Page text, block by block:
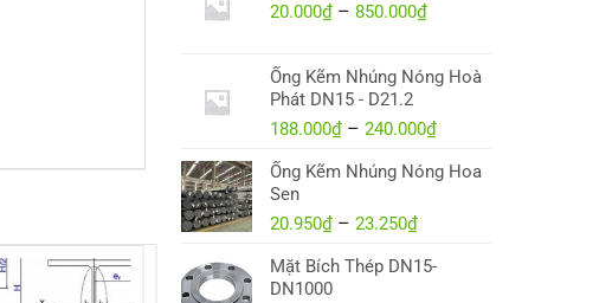
20.000₫ – 850.000₫Khoảng
20.000₫
850.000₫
Ống Kẽm Nhúng Nóng Hoà
Phát DN15 - D21.2
188.000₫ – 240.000₫Khoảng
từ
Ống Kẽm Nhúng Nóng Hoa
Sen
20.950₫ – 23.250₫Khoảng
từ
Mặt Bích Thép DN15-
DN1000